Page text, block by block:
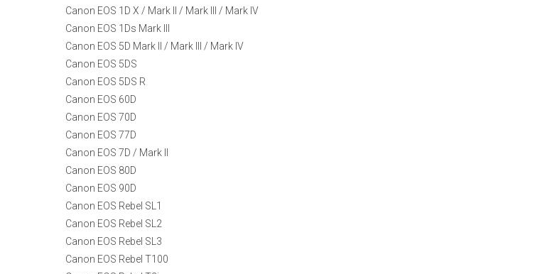
Canon EOS 1D X / Mark II / Mark III / Mark IV
Canon EOS 1Ds Mark III
Canon EOS 5D Mark II / Mark III / Mark IV
Canon EOS 5DS
Canon EOS 5DS R
Canon EOS 60D
Canon EOS 70D
Canon EOS 77D
Canon EOS 7D / Mark II
Canon EOS 80D
Canon EOS 90D
Canon EOS Rebel SL1
Canon EOS Rebel SL2
Canon EOS Rebel SL3
Canon EOS Rebel T100